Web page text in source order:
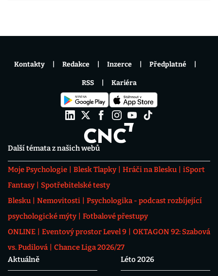
Další témata z našich webů
Moje Psychologie Blesk Tlapky Hráči na Blesku
iSport
Fantasy
Spotřebitelské testy
Blesku
Nemovitosti
Psychologika - podcast rozbíjející
psychologické mýty
Fotbalové přestupy
ONLINE
Eventový prostor Level 9
OKTAGON 92: Szabová
vs. Pudilová
Chance Liga 2026/27
Aktuálně
Léto 2026
Kontakty Redakce Inzerce Předplatné
RSS Kariéra